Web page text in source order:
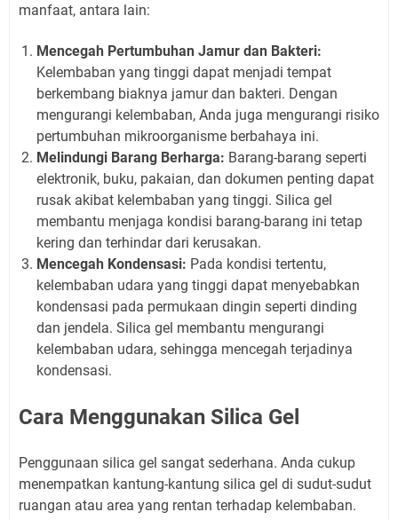
manfaat, antara lain:
Mencegah Pertumbuhan Jamur dan Bakteri:
Kelembaban yang tinggi dapat menjadi tempat
berkembang biaknya jamur dan bakteri. Dengan
mengurangi kelembaban, Anda juga mengurangi risiko
pertumbuhan mikroorganisme berbahaya ini.
Melindungi Barang Berharga: Barang-barang seperti
elektronik, buku, pakaian, dan dokumen penting dapat
rusak akibat kelembaban yang tinggi. Silica gel
membantu menjaga kondisi barang-barang ini tetap
kering dan terhindar dari kerusakan.
Mencegah Kondensasi: Pada kondisi tertentu,
kelembaban udara yang tinggi dapat menyebabkan
kondensasi pada permukaan dingin seperti dinding
dan jendela. Silica gel membantu mengurangi
kelembaban udara, sehingga mencegah terjadinya
kondensasi.
Cara Menggunakan Silica Gel
Penggunaan silica gel sangat sederhana. Anda cukup
menempatkan kantung-kantung silica gel di sudut-sudut
ruangan atau area yang rentan terhadap kelembaban.